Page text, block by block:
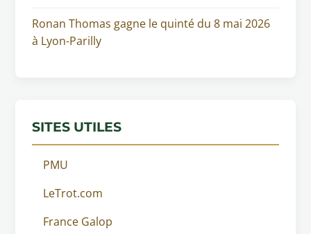
Ronan Thomas gagne le quinté du 8 mai 2026
à Lyon-Parilly
SITES UTILES
PMU
LeTrot.com
France Galop